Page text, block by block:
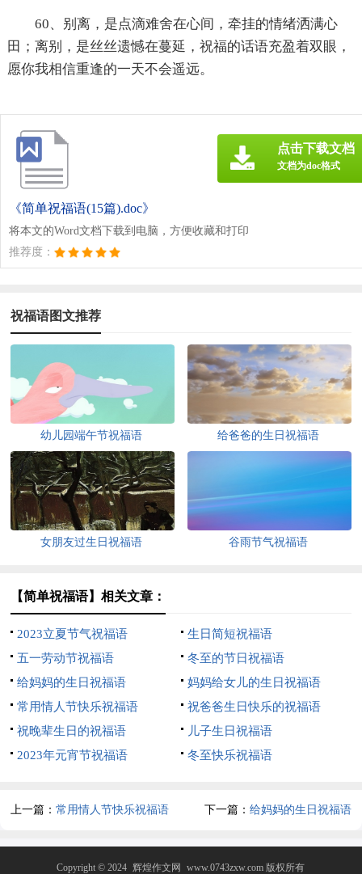
60、别离，是点滴难舍在心间，牵挂的情绪洒满心
田；离别，是丝丝遗憾在蔓延，祝福的话语充盈着双眼，
愿你我相信重逢的一天不会遥远。
《简单祝福语(15篇).doc》
将本文的Word文档下载到电脑，方便收藏和打印
推荐度：
点击下载文档
文档为doc格式
祝福语图文推荐
幼儿园端午节祝福语 给爸爸的生日祝福语
女朋友过生日祝福语 谷雨节气祝福语
【简单祝福语】相关文章：
2023立夏节气祝福语
生日简短祝福语
五一劳动节祝福语
冬至的节日祝福语
给妈妈的生日祝福语
妈妈给女儿的生日祝福语
常用情人节快乐祝福语
祝爸爸生日快乐的祝福语
祝晚辈生日的祝福语
儿子生日祝福语
2023年元宵节祝福语
冬至快乐祝福语
上一篇：常用情人节快乐祝福语 下一篇： 给妈妈的生日祝福语
Copyright © 2024 辉煌作文网 www.0743zxw.com 版权所有